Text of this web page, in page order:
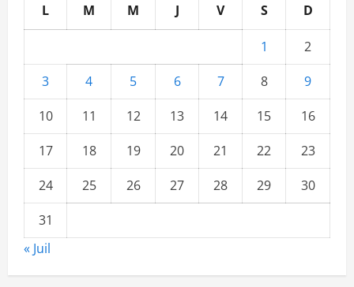
L M M J V S D
1
2
3
4 5 6 7 8
9
10
11 12 13 14 15
16
17
18 19 20 21 22
23
24
25 26 27 28 29
30
31
« Juil